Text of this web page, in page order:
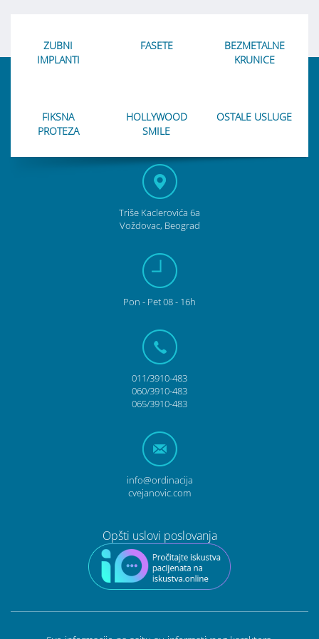
ZUBNI
IMPLANTI
FASETE
BEZMETALNE
KRUNICE
FIKSNA
PROTEZA
HOLLYWOOD
SMILE
OSTALE USLUGE
Triše Kaclerovića 6a
Voždovac, Beograd
Pon - Pet08 - 16h
011/3910-483
060/3910-483
065/3910-483
info@ordinacija
cvejanovic.com
Opšti uslovi poslovanja